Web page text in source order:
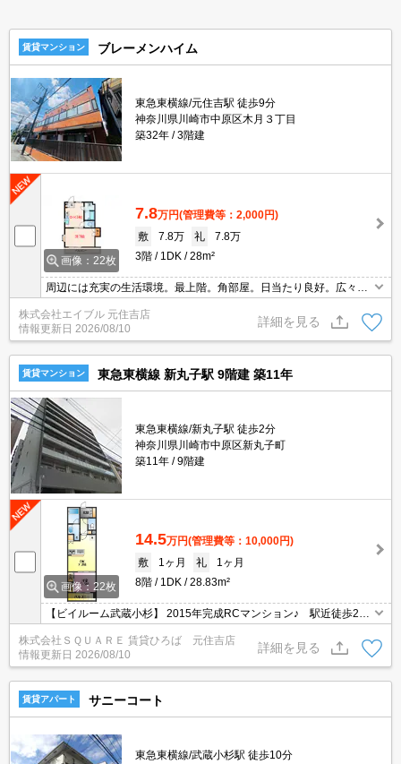
賃貸マンション ブレーメンハイム
東急東横線/元住吉駅 徒歩9分
神奈川県川崎市中原区木月３丁目
築32年
3階建
画像：22枚
7.8万円(管理費等：2,000円)
敷
7.8万 礼
7.8万
3階
1DK 28m²
周辺には充実の生活環境。最上階。角部屋。日当たり良好。広々居
室7帖。バス・トイレ別。室内に洗濯機置場あり。経済的な都市ガ
ス使用。ウォークインクローゼット付き。TVモニター付インターホ
ン。
株式会社エイブル 元住吉店
情報更新日 2026/08/10
詳細を見る
賃貸マンション 東急東横線 新丸子駅 9階建 築11年
東急東横線/新丸子駅 徒歩2分
神奈川県川崎市中原区新丸子町
築11年
9階建
画像：22枚
14.5万円(管理費等：10,000円)
敷
1ヶ月 礼
1ヶ月
8階
1DK 28.83m²
【ビイルーム武蔵小杉】 2015年完成RCマンション♪ 駅近徒歩2分
♪ 人気の武蔵小杉駅も徒歩4分♪ お買い物にも通勤にも便利です♪
オートロック・宅配ボックス完備♪
株式会社ＳＱＵＡＲＥ 賃貸ひろば 元住吉店
情報更新日 2026/08/10
詳細を見る
賃貸アパート サニーコート
東急東横線/武蔵小杉駅 徒歩10分